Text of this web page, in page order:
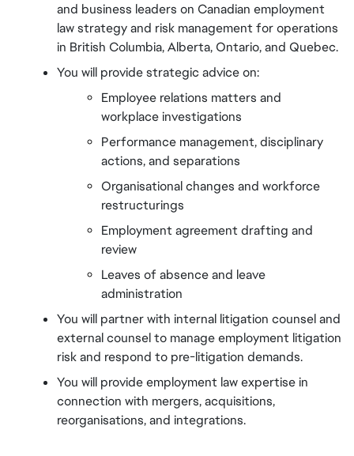
and business leaders on Canadian employment
law strategy and risk management for operations
in British Columbia, Alberta, Ontario, and Quebec.
You will provide strategic advice on:
Employee relations matters and
workplace investigations
Performance management, disciplinary
actions, and separations
Organisational changes and workforce
restructurings
Employment agreement drafting and
review
Leaves of absence and leave
administration
You will partner with internal litigation counsel and
external counsel to manage employment litigation
risk and respond to pre-litigation demands.
You will provide employment law expertise in
connection with mergers, acquisitions,
reorganisations, and integrations.